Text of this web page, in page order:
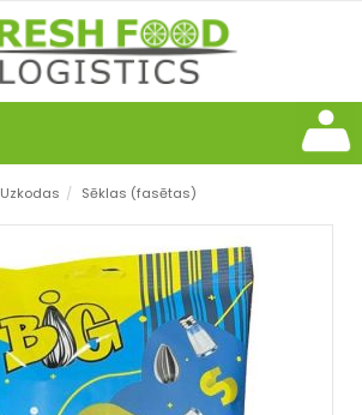
Uzkodas / Sēklas (fasētas)